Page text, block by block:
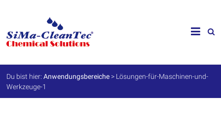
SiMa-
Cleantec
GmbH
Spezialprodukte
für
Du bist hier: Anwendungsbereiche > Lösungen-für-Maschinen-und-
Werkzeuge-1